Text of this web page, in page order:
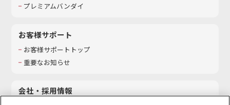
プレミアムバンダイ
お客様サポート
お客様サポートトップ
重要なお知らせ
会社・採用情報